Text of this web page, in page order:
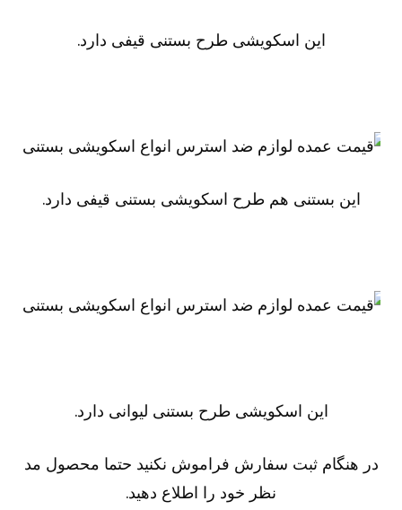
این اسکویشی طرح بستنی قیفی دارد.
این بستنی هم طرح اسکویشی بستنی قیفی دارد.
این اسکویشی طرح بستنی لیوانی دارد.
در هنگام ثبت سفارش فراموش نکنید حتما محصول مد
نظر خود را اطلاع دهید.